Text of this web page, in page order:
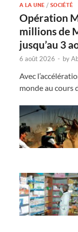
A LA UNE /SOCIÉTÉ
Opération
millions de
jusqu’au 3
6 août 2026 - by
Avec
monde au cours